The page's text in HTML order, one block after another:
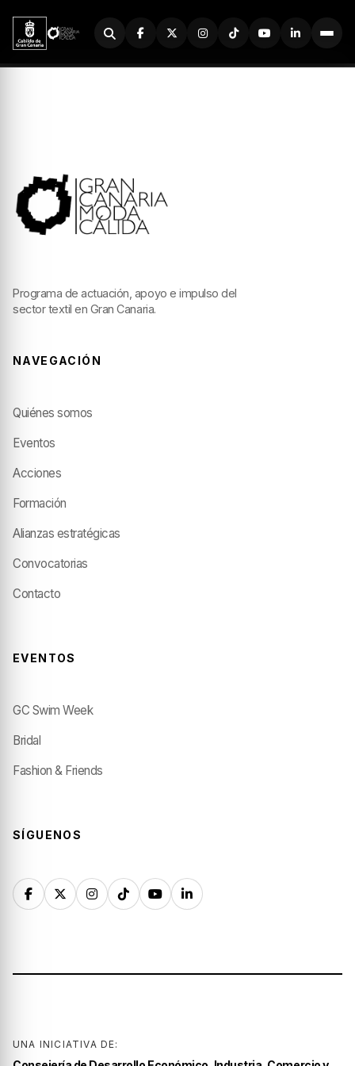
Buscador
Programa de actuación, apoyo e impulso del
sector textil en Gran Canaria.
NAVEGACIÓN
Quiénes somos
Eventos
Acciones
Formación
Alianzas estratégicas
Convocatorias
Contacto
EVENTOS
GC Swim Week
Bridal
Fashion & Friends
SÍGUENOS
UNA INICIATIVA DE: